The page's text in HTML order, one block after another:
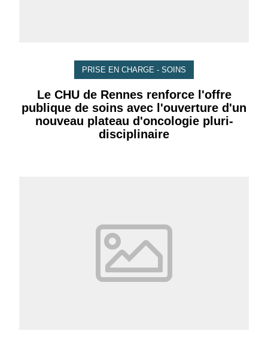
PRISE EN CHARGE - SOINS
Le CHU de Rennes renforce l'offre
publique de soins avec l'ouverture d'un
nouveau plateau d'oncologie pluri-
disciplinaire